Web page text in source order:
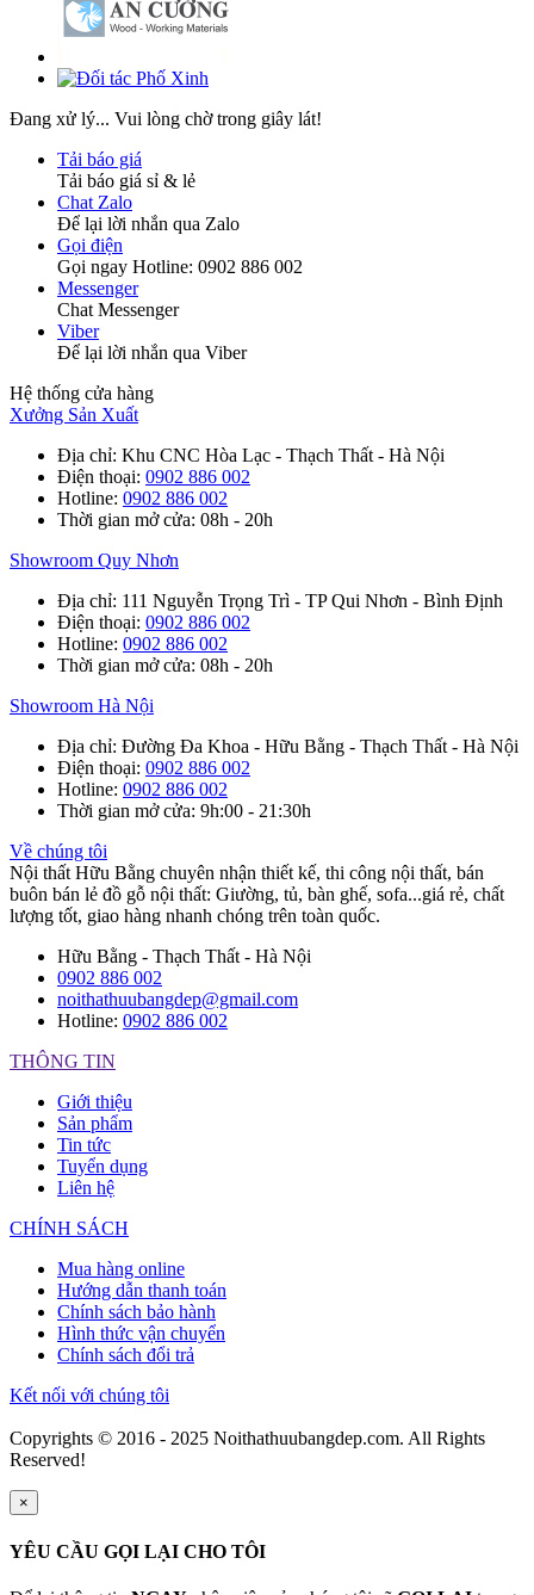
Đang xử lý... Vui lòng chờ trong giây lát!
Tải báo giá
Tải báo giá sỉ & lẻ
Chat Zalo
Để lại lời nhắn qua Zalo
Gọi điện
Gọi ngay Hotline: 0902 886 002
Messenger
Chat Messenger
Viber
Để lại lời nhắn qua Viber
Hệ thống cửa hàng
Xưởng Sản Xuất
Địa chỉ: Khu CNC Hòa Lạc - Thạch Thất - Hà Nội
Điện thoại: 0902 886 002
Hotline: 0902 886 002
Thời gian mở cửa: 08h - 20h
Showroom Quy Nhơn
Địa chỉ: 111 Nguyễn Trọng Trì - TP Qui Nhơn - Bình Định
Điện thoại: 0902 886 002
Hotline: 0902 886 002
Thời gian mở cửa: 08h - 20h
Showroom Hà Nội
Địa chỉ: Đường Đa Khoa - Hữu Bằng - Thạch Thất - Hà Nội
Điện thoại: 0902 886 002
Hotline: 0902 886 002
Thời gian mở cửa: 9h:00 - 21:30h
Về chúng tôi
Nội thất Hữu Bằng chuyên nhận thiết kế, thi công nội thất, bán
buôn bán lẻ đồ gỗ nội thất: Giường, tủ, bàn ghế, sofa...giá rẻ, chất
lượng tốt, giao hàng nhanh chóng trên toàn quốc.
Hữu Bằng - Thạch Thất - Hà Nội
0902 886 002
noithathuubangdep@gmail.com
Hotline: 0902 886 002
THÔNG TIN
Giới thiệu
Sản phẩm
Tin tức
Tuyển dụng
Liên hệ
CHÍNH SÁCH
Mua hàng online
Hướng dẫn thanh toán
Chính sách bảo hành
Hình thức vận chuyển
Chính sách đổi trả
Kết nối với chúng tôi
Copyrights © 2016 - 2025 Noithathuubangdep.com. All Rights
Reserved!
×
YÊU CẦU GỌI LẠI CHO TÔI